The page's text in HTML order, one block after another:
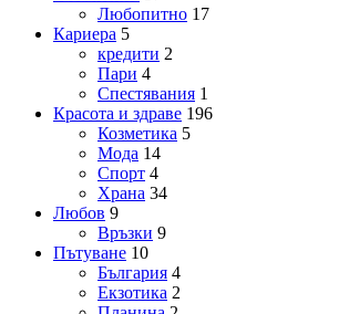
Любопитно 17
Кариера 5
кредити 2
Пари 4
Спестявания 1
Красота и здраве 196
Козметика 5
Мода 14
Спорт 4
Храна 34
Любов 9
Връзки 9
Пътуване 10
България 4
Екзотика 2